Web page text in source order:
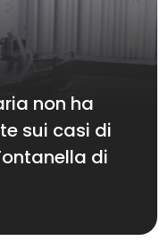
non ha
sui casi di
di